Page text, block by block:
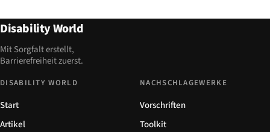
Disability World
Mit Sorgfalt erstellt,
Barrierefreiheit zuerst.
DISABILITY WORLD
Start
Artikel
NACHSCHLAGEWERKE
Vorschriften
Toolkit